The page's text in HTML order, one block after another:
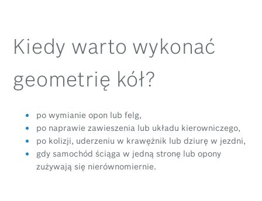
Kiedy warto wykonać
geometrię kół?
po wymianie opon lub felg,
po naprawie zawieszenia lub układu kierowniczego,
po kolizji, uderzeniu w krawężnik lub dziurę w jezdni,
gdy samochód ściąga w jedną stronę lub opony
zużywają się nierównomiernie.